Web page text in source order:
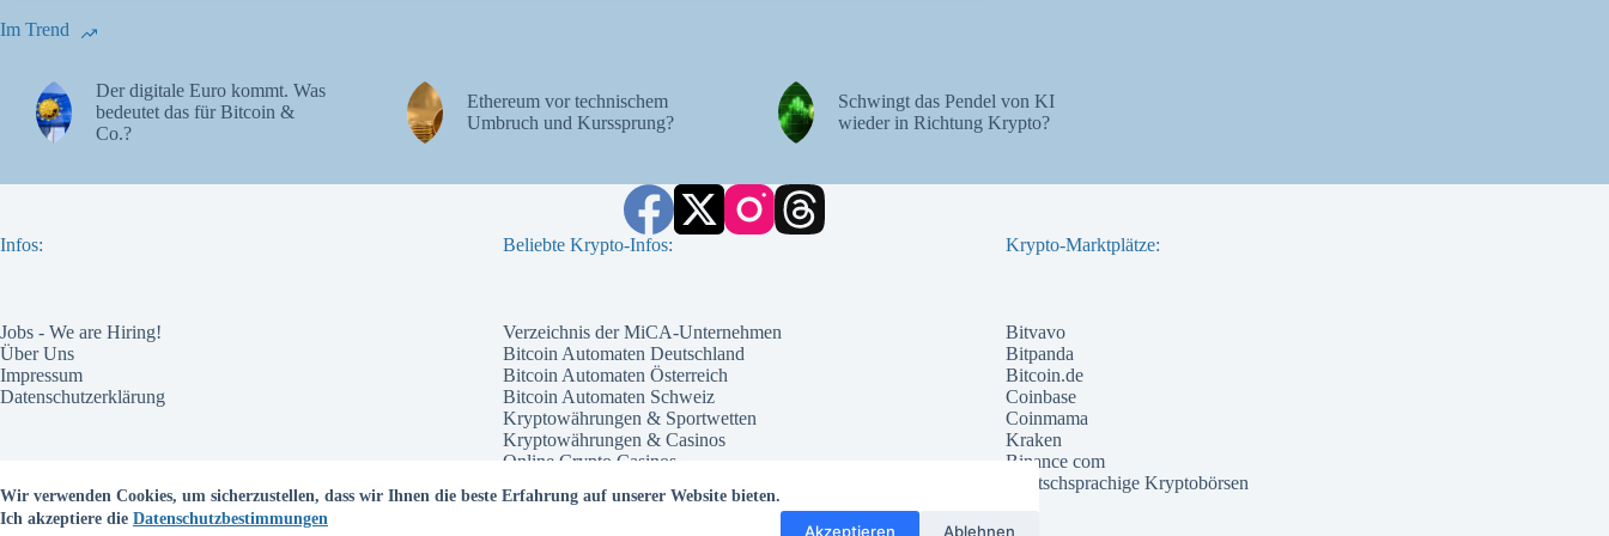
Wir verwenden Cookies, um sicherzustellen, dass wir Ihnen die beste Erfahrung auf unserer Website bieten.
Ich akzeptiere die Datenschutzbestimmungen
Akzeptieren Ablehnen
Im Trend
Der digitale Euro kommt. Was
bedeutet das für Bitcoin &
Co.?
Ethereum vor technischem
Umbruch und Kurssprung?
Schwingt das Pendel von KI
wieder in Richtung Krypto?
Infos:
Jobs - We are Hiring!
Über Uns
Impressum
Datenschutzerklärung
Beliebte Krypto-Infos:
Verzeichnis der MiCA-Unternehmen
Bitcoin Automaten Deutschland
Bitcoin Automaten Österreich
Bitcoin Automaten Schweiz
Kryptowährungen & Sportwetten
Kryptowährungen & Casinos
Online Crypto Casinos
Welche Kryptowährung 2026
Krypto-Marktplätze:
Bitvavo
Bitpanda
Bitcoin.de
Coinbase
Coinmama
Kraken
Binance com
Deutschsprachige Kryptobörsen